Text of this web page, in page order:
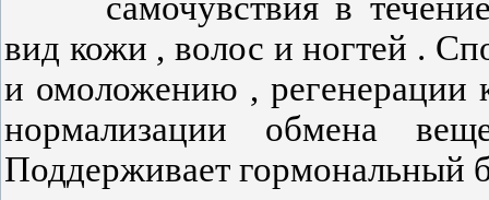
вид кожи , волос и ногтей .
и омоложению , регенерации
нормализации обмена
Поддерживает гормональный